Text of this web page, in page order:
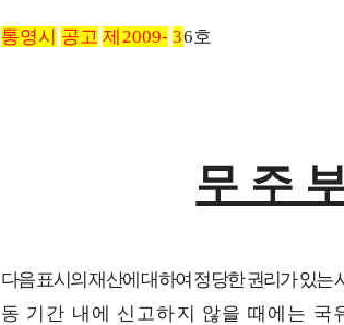
통영시 공고 제2009- 36호
무주
다음 표시의 재산에 대하여 정당한 권리가 있는
동 기간 내에 신고하지 않을 때에는 국